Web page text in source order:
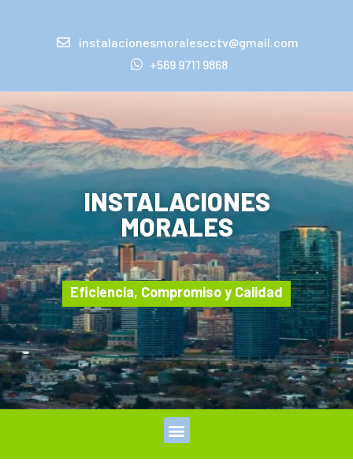
instalacionesmoralescctv@gmail.com
+569 9711 9868
INSTALACIONES
MORALES
Eficiencia, Compromiso y Calidad